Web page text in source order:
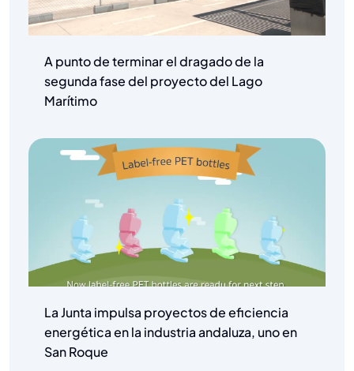
A punto de terminar el dragado de la
segunda fase del proyecto del Lago
Marítimo
La Junta impulsa proyectos de eficiencia
energética en la industria andaluza, uno en
San Roque